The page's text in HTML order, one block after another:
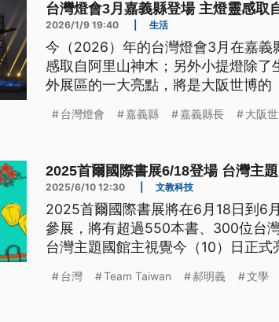
台灣燈會3月嘉義縣登場 主燈靈感取
2026/1/9 19:40 生活
今（2026）年的台灣燈會3月在嘉義
感取自阿里山神木；另外小提燈除
外展區的一大亮點，將是大阪世博
會，盡力將接駁措施做到最完善。
台灣燈會 嘉義縣 嘉義縣長 大阪
2025首爾國際書展6/18登場 台灣主
2025/6/10 12:30 文教科技
2025首爾國際書展將在6月18日到6
參展，將有超過550本書、300位台
台灣主題國館主視覺今（10）日正式
台灣 Team Taiwan 郝明義 文學